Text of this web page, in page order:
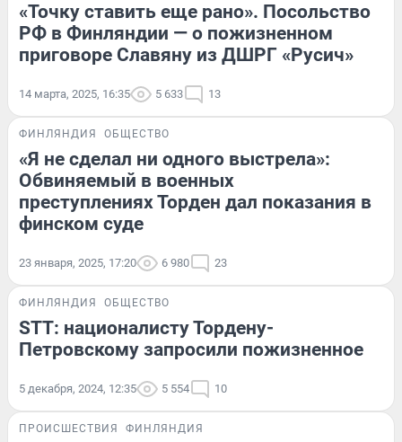
«Точку ставить еще рано». Посольство
РФ в Финляндии — о пожизненном
приговоре Славяну из ДШРГ «Русич»
14 марта, 2025, 16:35 5 633 13
ФИНЛЯНДИЯ ОБЩЕСТВО
«Я не сделал ни одного выстрела»:
Обвиняемый в военных
преступлениях Торден дал показания в
финском суде
23 января, 2025, 17:20 6 980 23
ФИНЛЯНДИЯ ОБЩЕСТВО
STT: националисту Тордену-
Петровскому запросили пожизненное
5 декабря, 2024, 12:35 5 554 10
ПРОИСШЕСТВИЯ ФИНЛЯНДИЯ